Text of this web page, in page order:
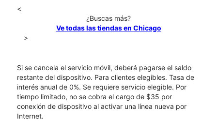
<
¿Buscas más?
Ve todas las tiendas en Chicago
>
Si se cancela el servicio móvil, deberá pagarse el saldo
restante del dispositivo. Para clientes elegibles. Tasa de
interés anual de 0%. Se requiere servicio elegible. Por
tiempo limitado, no se cobra el cargo de $35 por
conexión de dispositivo al activar una línea nueva por
Internet.